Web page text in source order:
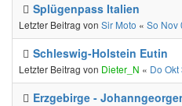
Splügenpass Italien
Letzter Beitrag von Sir Moto « So Nov
Schleswig-Holstein Eutin
Letzter Beitrag von Dieter_N « Do
Erzgebirge -